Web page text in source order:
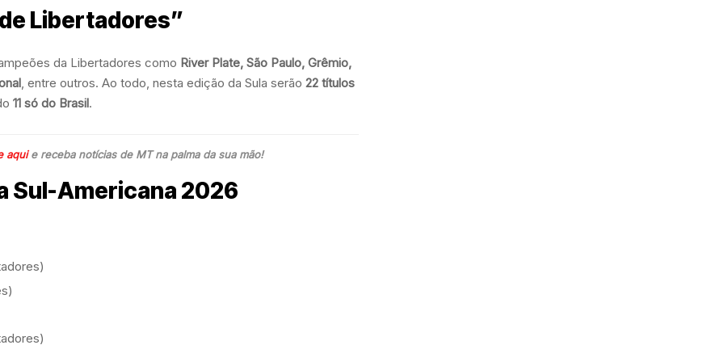
Libertadores”
da Libertadores como River Plate, São Paulo, Grêmio,
, entre outros. Ao todo, nesta edição da Sula serão 22 títulos
11 só do Brasil.
aquie receba notícias de MT na palma da sua mão!
Sul-Americana 2026